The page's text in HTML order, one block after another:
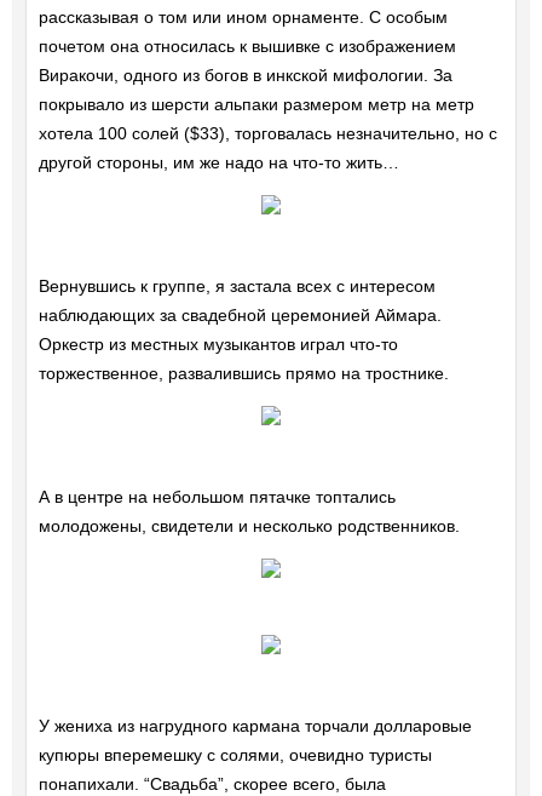
рассказывая о том или ином орнаменте. С особым
почетом она относилась к вышивке с изображением
Виракочи, одного из богов в инкской мифологии. За
покрывало из шерсти альпаки размером метр на метр
хотела 100 солей ($33), торговалась незначительно, но с
другой стороны, им же надо на что-то жить…
Вернувшись к группе, я застала всех с интересом
наблюдающих за свадебной церемонией Аймара.
Оркестр из местных музыкантов играл что-то
торжественное, развалившись прямо на тростнике.
А в центре на небольшом пятачке топтались
молодожены, свидетели и несколько родственников.
У жениха из нагрудного кармана торчали долларовые
купюры вперемешку с солями, очевидно туристы
понапихали. “Свадьба”, скорее всего, была